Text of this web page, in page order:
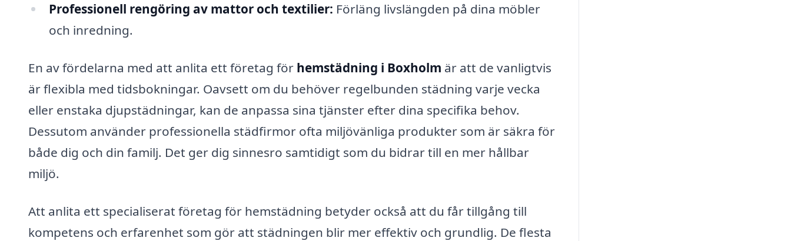
Professionell rengöring av mattor och textilier: Förläng livslängden på dina möbler
och inredning.
En av fördelarna med att anlita ett företag för hemstädning i Boxholm är att de vanligtvis
är flexibla med tidsbokningar. Oavsett om du behöver regelbunden städning varje vecka
eller enstaka djupstädningar, kan de anpassa sina tjänster efter dina specifika behov.
Dessutom använder professionella städfirmor ofta miljövänliga produkter som är säkra för
både dig och din familj. Det ger dig sinnesro samtidigt som du bidrar till en mer hållbar
miljö.
Att anlita ett specialiserat företag för hemstädning betyder också att du får tillgång till
kompetens och erfarenhet som gör att städningen blir mer effektiv och grundlig. De flesta